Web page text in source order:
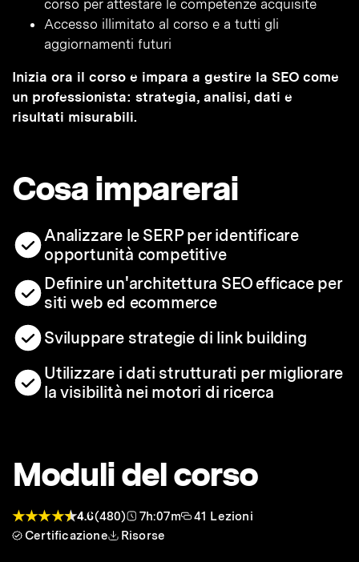
corso per attestare le competenze acquisite
Accesso illimitato al corso e a tutti gli
aggiornamenti futuri
Inizia ora il corso e impara a gestire la SEO come
un professionista: strategia, analisi, dati e
risultati misurabili.
Cosa imparerai
Analizzare le SERP per identificare
opportunità competitive
Definire un'architettura SEO efficace per
siti web ed ecommerce
Sviluppare strategie di link building
Utilizzare i dati strutturati per migliorare
la visibilità nei motori di ricerca
Moduli del corso
4.6(480) 7h:07m
41 Lezioni
Certificazione
Risorse